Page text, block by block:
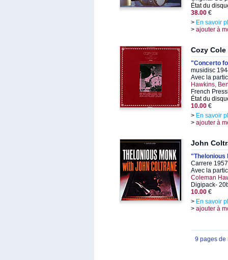
État du
38.00 €
> En savoir
> ajouter à
Cozy Cole
"Concerto
musidisc
Avec la
Hawkins,
French
État du
10.00 €
> En savoir
> ajouter à
John
"Thelonious
Carrere
Avec la
Coleman
Digipack-
10.00 €
> En savoir
> ajouter à
9 pages